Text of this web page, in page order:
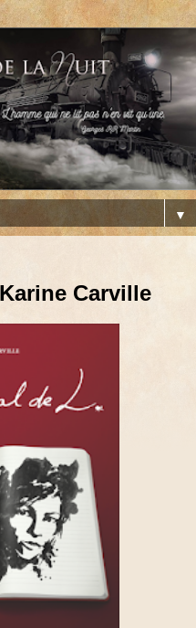
▼
Carville